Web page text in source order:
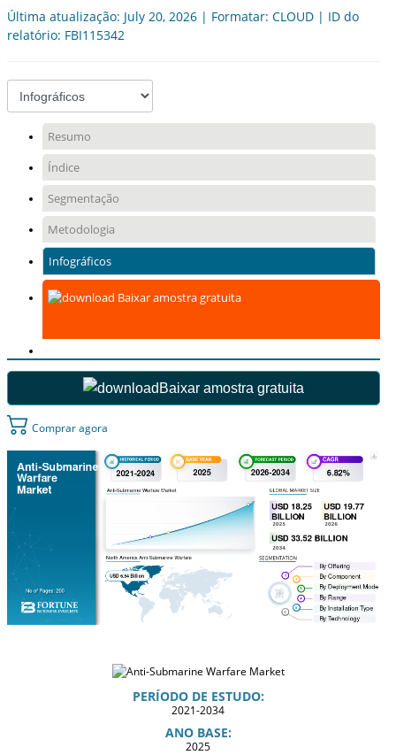
Última atualização: July 20, 2026 | Formatar: CLOUD | ID do
relatório: FBI115342
Resumo
Índice
Segmentação
Metodologia
Infográficos
Baixar amostra gratuita
Baixar amostra gratuita
Comprar agora
PERÍODO DE ESTUDO:
2021-2034
ANO BASE:
2025